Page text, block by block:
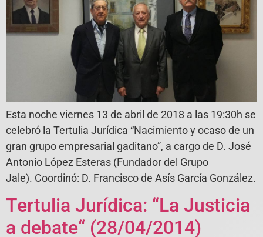
Esta noche viernes 13 de abril de 2018 a las 19:30h se
celebró la Tertulia Jurídica “Nacimiento y ocaso de un
gran grupo empresarial gaditano”, a cargo de D. José
Antonio López Esteras (Fundador del Grupo
Jale). Coordinó: D. Francisco de Asís García González.
Tertulia Jurídica: “La Justicia
a debate“ (28/04/2014)